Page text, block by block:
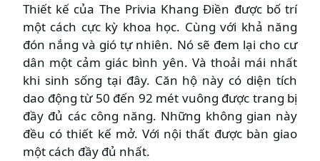
Thiết kế của The Privia Khang Điền được bố trí
một cách cực kỳ khoa học. Cùng với khả năng
đón nắng và gió tự nhiên. Nó sẽ đem lại cho cư
dân một cảm giác bình yên. Và thoải mái nhất
khi sinh sống tại đây. Căn hộ này có diện tích
dao động từ 50 đến 92 mét vuông được trang bị
đầy đủ các công năng. Những không gian này
đều có thiết kế mở. Với nội thất được bàn giao
một cách đầy đủ nhất.